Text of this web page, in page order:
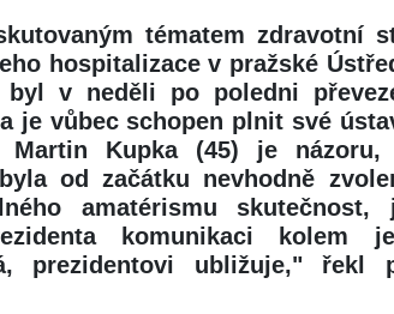
tématem zdravotní
hospitalizace v pražské
byl v neděli po poledni
je vůbec schopen plnit své
Martin Kupka (45) je názoru,
od začátku nevhodně
amatérismu skutečnost,
komunikaci kolem
prezidentovi ubližuje," řekl